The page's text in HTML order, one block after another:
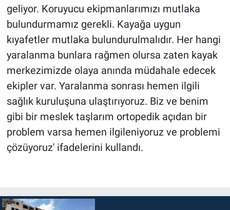
geliyor. Koruyucu ekipmanlarımızı mutlaka
bulundurmamız gerekli. Kayağa uygun
kıyafetler mutlaka bulundurulmalıdır. Her hangi
yaralanma bunlara rağmen olursa zaten kayak
merkezimizde olaya anında müdahale edecek
ekipler var. Yaralanma sonrası hemen ilgili
sağlık kuruluşuna ulaştırıyoruz. Biz ve benim
gibi bir meslek taşlarım ortopedik açıdan bir
problem varsa hemen ilgileniyoruz ve problemi
çözüyoruz' ifadelerini kullandı.